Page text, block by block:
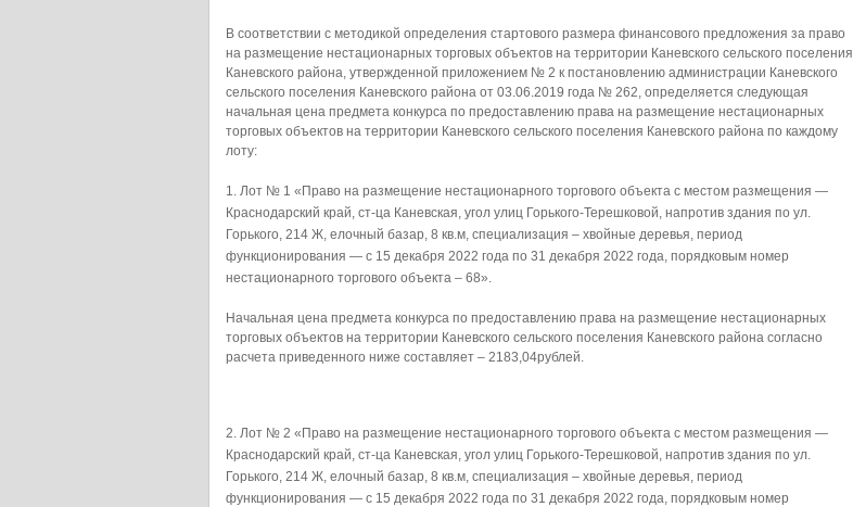
В соответствии с методикой определения стартового размера финансового предложения за право
на размещение нестационарных торговых объектов на территории Каневского сельского поселения
Каневского района, утвержденной приложением № 2 к постановлению администрации Каневского
сельского поселения Каневского района от 03.06.2019 года № 262, определяется следующая
начальная цена предмета конкурса по предоставлению права на размещение нестационарных
торговых объектов на территории Каневского сельского поселения Каневского района по каждому
лоту:
Лот № 1 «Право на размещение нестационарного торгового объекта с местом размещения —
Краснодарский край, ст-ца Каневская, угол улиц Горького-Терешковой, напротив здания по ул.
Горького, 214 Ж, елочный базар, 8 кв.м, специализация – хвойные деревья, период
функционирования — с 15 декабря 2022 года по 31 декабря 2022 года, порядковым номер
нестационарного торгового объекта – 68».
Начальная цена предмета конкурса по предоставлению права на размещение нестационарных
торговых объектов на территории Каневского сельского поселения Каневского района согласно
расчета приведенного ниже составляет – 2183,04рублей.
Лот № 2 «Право на размещение нестационарного торгового объекта с местом размещения —
Краснодарский край, ст-ца Каневская, угол улиц Горького-Терешковой, напротив здания по ул.
Горького, 214 Ж, елочный базар, 8 кв.м, специализация – хвойные деревья, период
функционирования — с 15 декабря 2022 года по 31 декабря 2022 года, порядковым номер